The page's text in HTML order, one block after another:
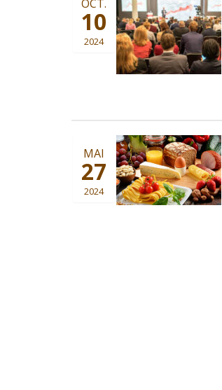
OCT.
10
2024
MAI
27
2024